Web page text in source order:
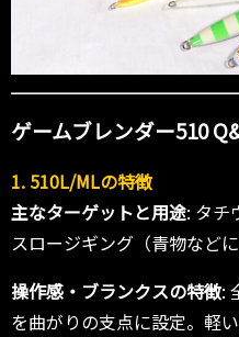
ゲームブレンダー510
1. 510L/MLの特徴
主なターゲットと用途: タチ
スロージギング（青物など
操作感・ブランクスの特徴:
を曲がりの支点に設定。軽